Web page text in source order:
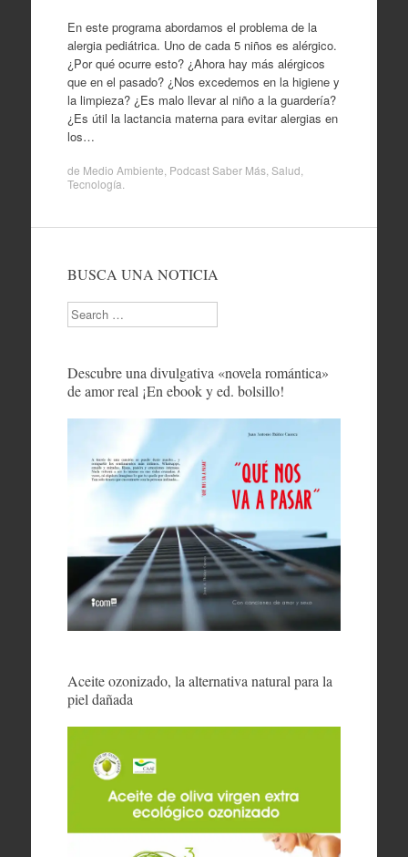
En este programa abordamos el problema de la
alergia pediátrica. Uno de cada 5 niños es alérgico.
¿Por qué ocurre esto? ¿Ahora hay más alérgicos
que en el pasado? ¿Nos excedemos en la higiene y
la limpieza? ¿Es malo llevar al niño a la guardería?
¿Es útil la lactancia materna para evitar alergias en
los…
de Medio Ambiente Podcast Saber Más, Salud
Tecnología
BUSCA UNA NOTICIA
Search
Descubre una divulgativa «novela romántica»
de amor real ¡En ebook y ed. bolsillo!
Aceite ozonizado, la alternativa natural para la
piel dañada